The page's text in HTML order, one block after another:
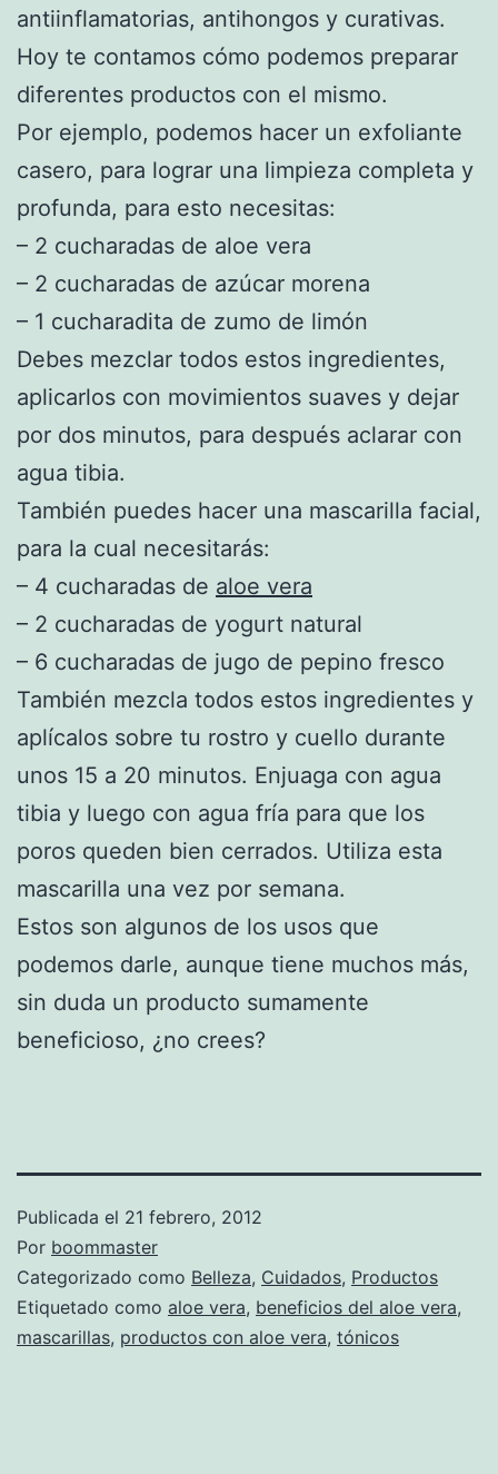
antiinflamatorias, antihongos y curativas.
Hoy te contamos cómo podemos preparar
diferentes productos con el mismo.
Por ejemplo, podemos hacer un exfoliante
casero, para lograr una limpieza completa y
profunda, para esto necesitas:
– 2 cucharadas de aloe vera
– 2 cucharadas de azúcar morena
– 1 cucharadita de zumo de limón
Debes mezclar todos estos ingredientes,
aplicarlos con movimientos suaves y dejar
por dos minutos, para después aclarar con
agua tibia.
También puedes hacer una mascarilla facial,
para la cual necesitarás:
– 4 cucharadas de aloe vera
– 2 cucharadas de yogurt natural
– 6 cucharadas de jugo de pepino fresco
También mezcla todos estos ingredientes y
aplícalos sobre tu rostro y cuello durante
unos 15 a 20 minutos. Enjuaga con agua
tibia y luego con agua fría para que los
poros queden bien cerrados. Utiliza esta
mascarilla una vez por semana.
Estos son algunos de los usos que
podemos darle, aunque tiene muchos más,
sin duda un producto sumamente
beneficioso, ¿no crees?
Publicada el 21 febrero, 2012
Por boommaster
Categorizado como Belleza, Cuidados, Productos
Etiquetado como aloe vera, beneficios del aloe vera,
mascarillas, productos con aloe vera, tónicos